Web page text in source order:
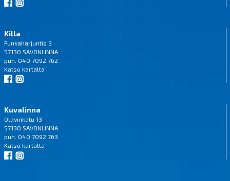
Killa
Punkaharjuntie 3
57130 SAVONLINNA
puh. 040 7092 762
Katso kartalta
Kuvalinna
Olavinkatu 13
57130 SAVONLINNA
puh. 040 7092 763
Katso kartalta